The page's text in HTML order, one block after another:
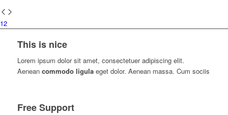
12
This is nice
Lorem ipsum dolor sit amet, consectetuer adipiscing elit.
Aenean commodo ligulaeget dolor. Aenean massa. Cum sociis
Free Support